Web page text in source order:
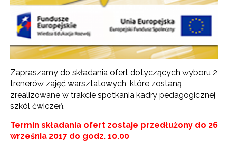
Zapraszamy do składania ofert dotyczących wyboru 2
trenerów zajęć warsztatowych, które zostaną
zrealizowane w trakcie spotkania kadry pedagogicznej
szkól ćwiczeń.
Termin składania ofert zostaje przedłużony do 26
września 2017 do godz. 10.00